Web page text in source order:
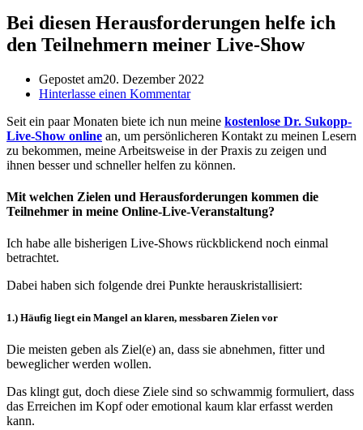
Bei diesen Herausforderungen helfe ich
den Teilnehmern meiner Live-Show
Gepostet am20. Dezember 2022
Hinterlasse einen Kommentar
Seit ein paar Monaten biete ich nun meine kostenlose Dr. Sukopp-
Live-Show online an, um persönlicheren Kontakt zu meinen Lesern
zu bekommen, meine Arbeitsweise in der Praxis zu zeigen und
ihnen besser und schneller helfen zu können.
Mit welchen Zielen und Herausforderungen kommen die
Teilnehmer in meine Online-Live-Veranstaltung?
Ich habe alle bisherigen Live-Shows rückblickend noch einmal
betrachtet.
Dabei haben sich folgende drei Punkte herauskristallisiert:
1.) Häufig liegt ein Mangel an klaren, messbaren Zielen vor
Die meisten geben als Ziel(e) an, dass sie abnehmen, fitter und
beweglicher werden wollen.
Das klingt gut, doch diese Ziele sind so schwammig formuliert, dass
das Erreichen im Kopf oder emotional kaum klar erfasst werden
kann.